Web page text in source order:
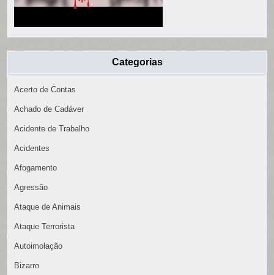
Categorias
Acerto de Contas
Achado de Cadáver
Acidente de Trabalho
Acidentes
Afogamento
Agressão
Ataque de Animais
Ataque Terrorista
Autoimolação
Bizarro